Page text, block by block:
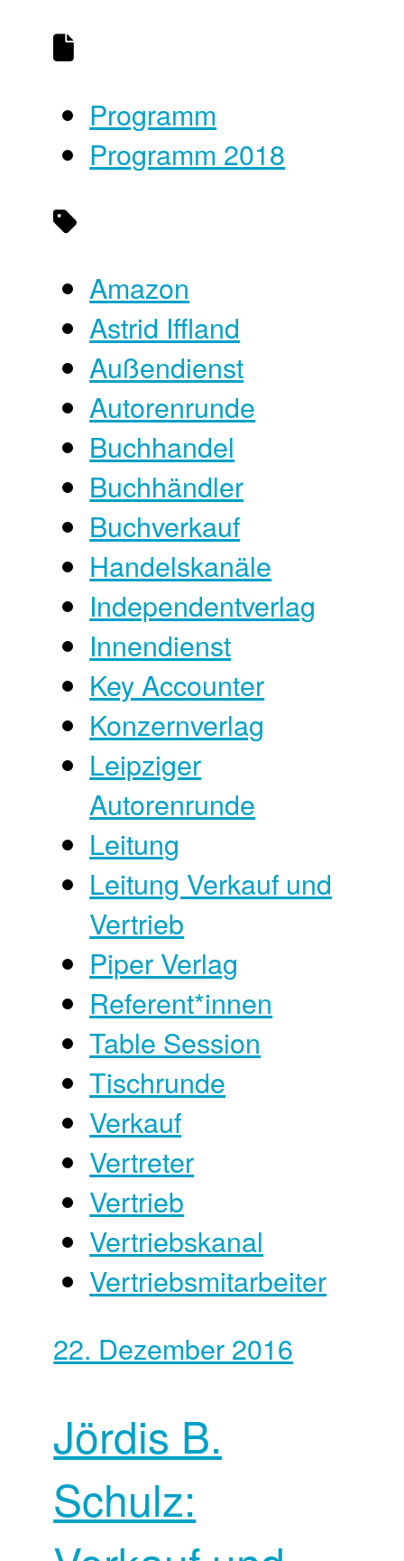
Programm
Programm 2018
Amazon
Astrid Iffland
Außendienst
Autorenrunde
Buchhandel
Buchhändler
Buchverkauf
Handelskanäle
Independentverlag
Innendienst
Key Accounter
Konzernverlag
Leipziger
Autorenrunde
Leitung
Leitung Verkauf und
Vertrieb
Piper Verlag
Referent*innen
Table Session
Tischrunde
Verkauf
Vertreter
Vertrieb
Vertriebskanal
Vertriebsmitarbeiter
22. Dezember 2016
Jördis B.
Schulz: